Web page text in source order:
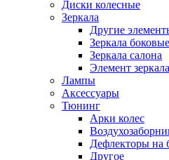
Диски колесные
Зеркала
Другие
Зеркала боковые
Зеркала салона
Элемент зеркала
Лампы
Аксессуары
Тюнинг
Арки колес
Дефлекторы на
Другое